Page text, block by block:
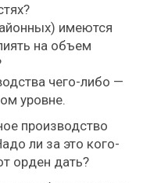
имеются
на объем
чего-либо —
уровне.
производство
ли за это кого-
орден дать?